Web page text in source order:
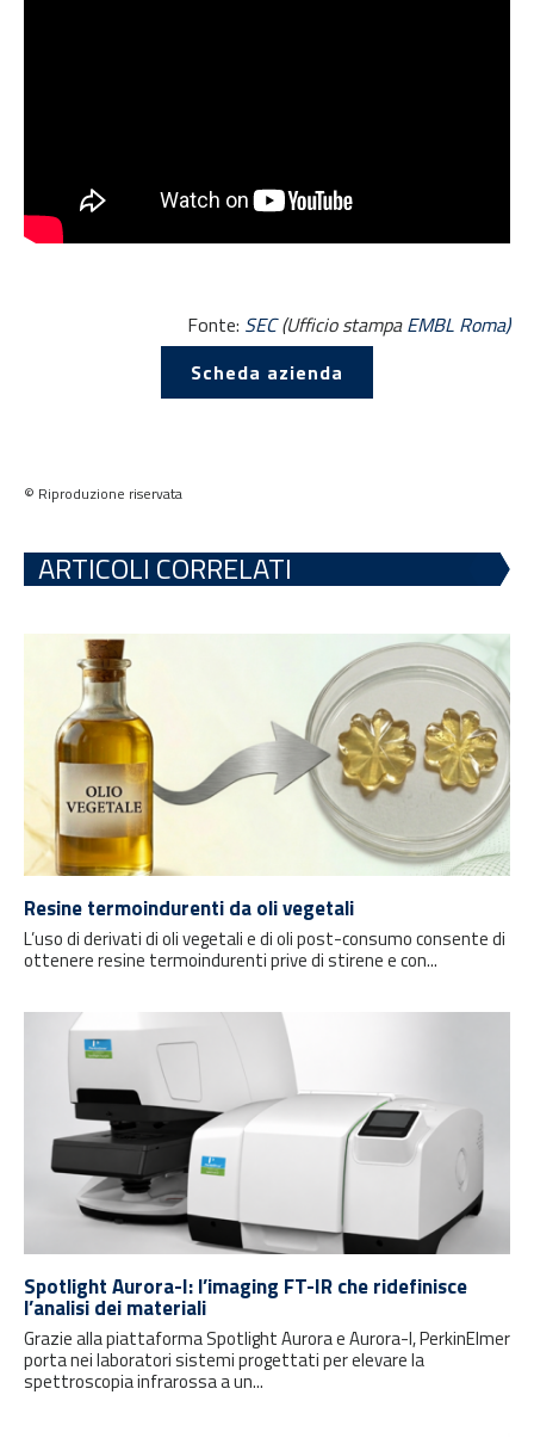
Fonte: SEC(Ufficio stampaEMBL Roma)
Scheda azienda
© Riproduzione riservata
ARTICOLI CORRELATI
Resine termoindurenti da oli vegetali
L’uso di derivati di oli vegetali e di oli post-consumo consente di
ottenere resine termoindurenti prive di stirene e con...
Spotlight Aurora-I: l’imaging FT-IR che ridefinisce
l’analisi dei materiali
Grazie alla piattaforma Spotlight Aurora e Aurora-I, PerkinElmer
porta nei laboratori sistemi progettati per elevare la
spettroscopia infrarossa a un...